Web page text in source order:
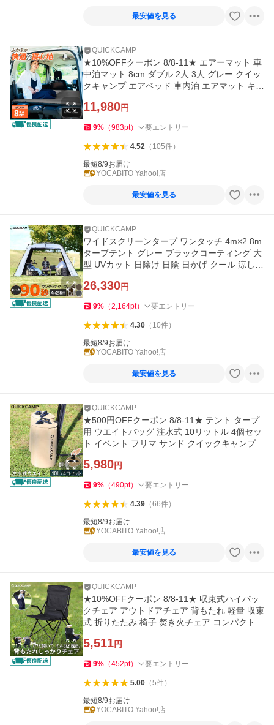
最安値を見る
QUICKCAMP
★10%OFFクーポン 8/8-11★ エアーマット 車
中泊マット 8cm ダブル 2人 3人 グレー クイッ
クキャンプ エアベッド 車内泊 エアマット キャ
11,980円
9% （983pt） 要エントリー
4.52（ 105件）
最短8/9お届け
YOCABITO Yahoo!店
最安値を見る
QUICKCAMP
ワイドスクリーンタープ ワンタッチ 4m×2.8m
タープテント グレー ブラックコーティング 大
型 UVカット 日除け 日陰 日かげ クール 涼しい
26,330円
9% （2,164pt） 要エントリー
4.30（ 10件）
最短8/9お届け
YOCABITO Yahoo!店
最安値を見る
QUICKCAMP
★500円OFFクーポン 8/8-11★ テント タープ
用 ウエイトバッグ 注水式 10リットル 4個セッ
ト イベント フリマ サンド クイックキャンプ
5,980円
9% （490pt） 要エントリー
4.39（66件）
最短8/9お届け
YOCABITO Yahoo!店
最安値を見る
QUICKCAMP
★10%OFFクーポン 8/8-11★ 収束式ハイバッ
クチェア アウトドアチェア 背もたれ 軽量 収束
式 折りたたみ 椅子 焚き火チェア コンパクト 1
5,511円
9% （452pt） 要エントリー
5.00（5件）
最短8/9お届け
YOCABITO Yahoo!店